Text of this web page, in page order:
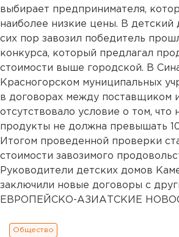
выбирает предпринимателя,
наиболее низкие цены. В детский
сих пор завозил победитель
конкурса, который предлагал
стоимости выше городской. В
Красногорском муниципальных
в договорах между поставщиком
отсутствовало условие о том, что
продукты не должна превышать
Итогом проведенной проверки
стоимости завозимого
Руководители детских домов
заключили новые договоры с
ЕВРОПЕЙСКО-АЗИАТСКИЕ
Общество